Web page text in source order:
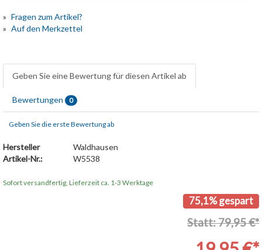
Fragen zum Artikel?
Auf den Merkzettel
Geben Sie eine Bewertung für diesen Artikel ab
Bewertungen 0
Geben Sie die erste Bewertung ab
Hersteller
Waldhausen
Artikel-Nr.:
W5538
Sofort versandfertig, Lieferzeit ca. 1-3 Werktage
75,1% gespart
Statt: 79,95 €*